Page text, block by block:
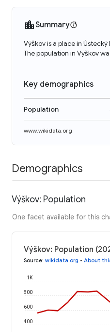
Summary
Výškov is a place in
The population in Výškov
Key demographics
Population
www.wikidata.org
Demographics
Výškov: Population
One facet available for this
Výškov: Population
Source: wikidata.org • About
400
600
800
1K